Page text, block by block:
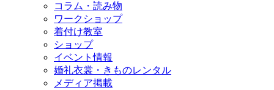
コラム・読み物
ワークショップ
着付け教室
ショップ
イベント情報
婚礼衣裳・きものレンタル
メディア掲載